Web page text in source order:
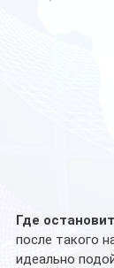
Где
после такого
идеально